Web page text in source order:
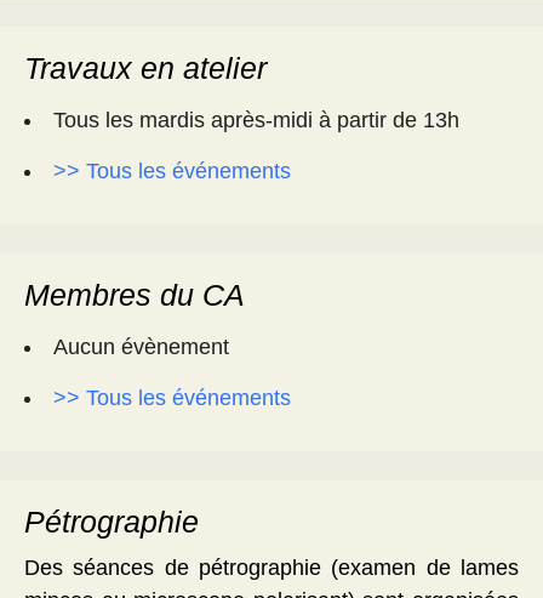
Travaux en atelier
Tous les mardis après-midi à partir de 13h
>> Tous les événements
Membres du CA
Aucun évènement
>> Tous les événements
Pétrographie
Des séances de pétrographie (examen de lames